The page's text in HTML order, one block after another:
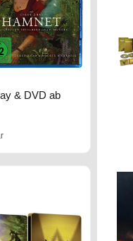
& DVD ab